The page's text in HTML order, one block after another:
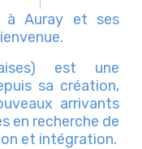
à Auray et ses
est une
sa création,
arrivants
en recherche de
et intégration.